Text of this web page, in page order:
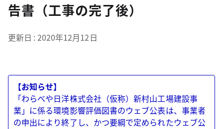
告書（工事の完了後）
更新日 2020年12月12日
【お知らせ】
「わらべや日洋株式会社（仮称）新村山工場建設事
業」に係る環境影響評価図書のウェブ公表は、事業者
の申出により終了し、かつ要綱で定められたウェブ公